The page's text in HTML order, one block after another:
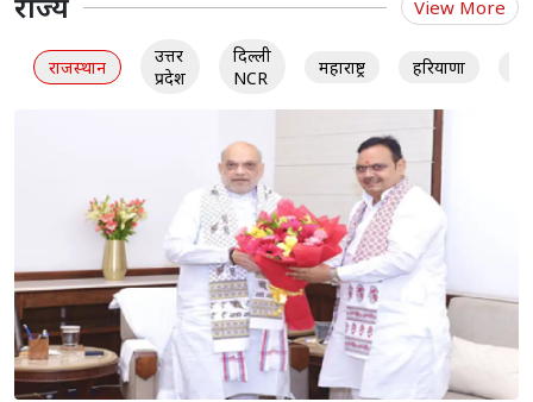
वर्कआउट के दौरन पहने कपड़ों का चुनाव करें इन तरीकों से